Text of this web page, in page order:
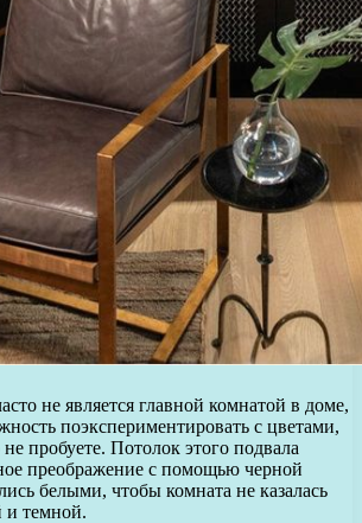
не является главной комнатой в доме,
поэкспериментировать с цветами,
пробуете. Потолок этого подвала
преображение с помощью черной
белыми, чтобы комната не казалась
и темной.